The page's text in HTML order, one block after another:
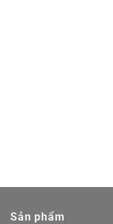
Sản phẩm